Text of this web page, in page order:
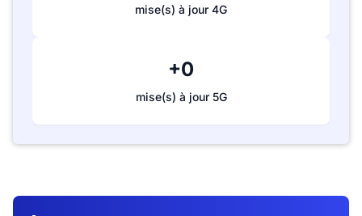
mise(s) à jour 4G
+0
mise(s) à jour 5G